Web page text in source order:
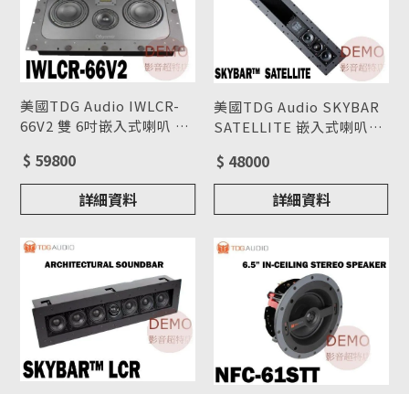
美國TDG Audio IWLCR-
66V2 雙 6吋嵌入式喇叭 單
$ 59800
詳細資料
美國TDG Audio SKYBAR
SATELLITE 嵌入式喇叭單
SATELLITE
$ 48000
詳細資料